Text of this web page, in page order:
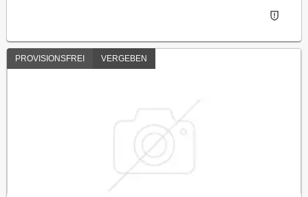
PROVISIONSFREI VERGEBEN